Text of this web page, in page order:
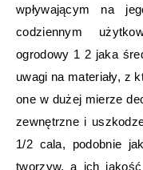
wpływającym na
codziennym
ogrodowy 1 2 jaka
uwagi na materiały, z
one w dużej mierze
zewnętrzne i
1/2 cala, podobnie
tworzyw, a ich